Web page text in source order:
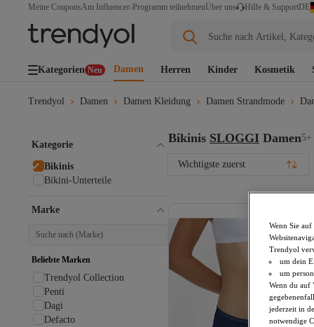
Meine CouponsAm Influencer-Programm teilnehmenÜber uns Hilfe & SupportDE
Suche nach Artikel,
Kategorien Neu Damen Herren Kinder Kosmetik
Trendyol Damen Damen Kleidung Damen Strandmode
Bikinis SLOGGI Damen5+
Wichtigste zuerst
Kategorie
Bikinis
Bikini-Unterteile
Marke
Beliebte Marken
Trendyol Collection
Penti
Dagi
Defacto
Wenn Sie
Trendyol
um dein
um
Wenn du auf
jederzeit in
notwendige